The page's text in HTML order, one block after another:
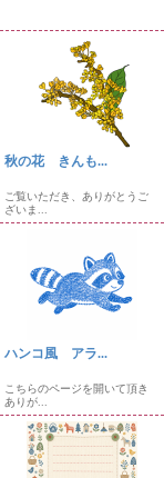
秋の花 きんも...
ご覧いただき、ありがとうご
ざいま...
ハンコ風 アラ...
こちらのページを開いて頂き
ありが...